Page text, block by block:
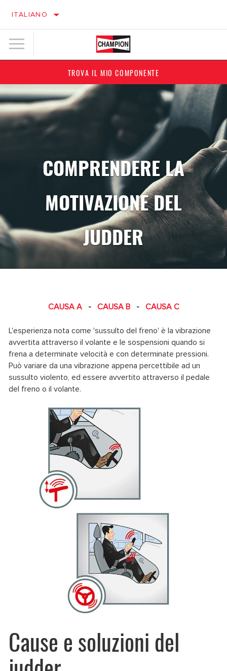
ITALIANO
TROVA IL MIO COMPONENTE
COMPRENDERE LA
MOTIVAZIONE DEL
JUDDER
CAUSA A- CAUSA B- CAUSA C
L'esperienza nota come 'sussulto del freno' è la vibrazione
avvertita attraverso il volante e le sospensioni quando si
frena a determinate velocità e con determinate pressioni.
Può variare da una vibrazione appena percettibile ad un
sussulto violento, ed essere avvertito attraverso il pedale
del freno o il volante.
Cause e soluzioni del